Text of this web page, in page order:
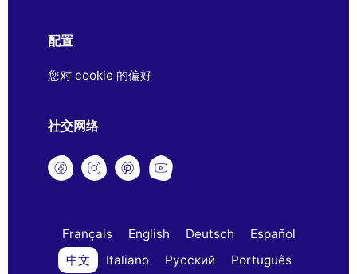
配置
您对 cookie 的偏好
社交网络
Français English Deutsch
Español
中文
Italiano Русский Português